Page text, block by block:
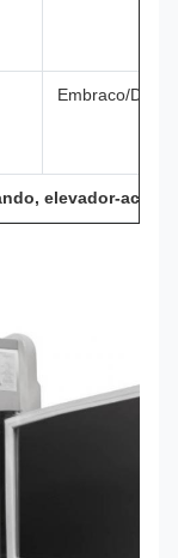
Embraco/
elevador-acima